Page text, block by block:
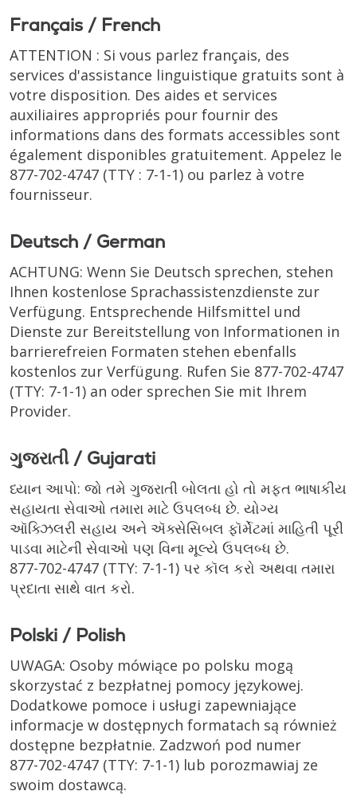
Français / French
ATTENTION : Si vous parlez français, des
services d'assistance linguistique gratuits sont à
votre disposition. Des aides et services
auxiliaires appropriés pour fournir des
informations dans des formats accessibles sont
également disponibles gratuitement. Appelez le
877-702-4747 (TTY : 7-1-1) ou parlez à votre
fournisseur.
Deutsch / German
ACHTUNG: Wenn Sie Deutsch sprechen, stehen
Ihnen kostenlose Sprachassistenzdienste zur
Verfügung. Entsprechende Hilfsmittel und
Dienste zur Bereitstellung von Informationen in
barrierefreien Formaten stehen ebenfalls
kostenlos zur Verfügung. Rufen Sie 877-702-4747
(TTY: 7-1-1) an oder sprechen Sie mit Ihrem
Provider.
ગુજરાતી / Gujarati
ધ્યાન આપો: જો તમે ગુજરાતી બોલતા હો તો મફત ભાષાકીય
સહાયતા સેવાઓ તમારા માટે ઉપલબ્ધ છે. યોગ્ય
ઑક્ઝિલરી સહાય અને ઍક્સેસિબલ ફૉર્મેટમાં માહિતી પૂરી
પાડવા માટેની સેવાઓ પણ વિના મૂલ્યે ઉપલબ્ધ છે.
877-702-4747 (TTY: 7-1-1) પર કૉલ કરો અથવા તમારા
પ્રદાતા સાથે વાત કરો.
Polski / Polish
UWAGA: Osoby mówiące po polsku mogą
skorzystać z bezpłatnej pomocy językowej.
Dodatkowe pomoce i usługi zapewniające
informacje w dostępnych formatach są również
dostępne bezpłatnie. Zadzwoń pod numer
877-702-4747 (TTY: 7-1-1) lub porozmawiaj ze
swoim dostawcą.